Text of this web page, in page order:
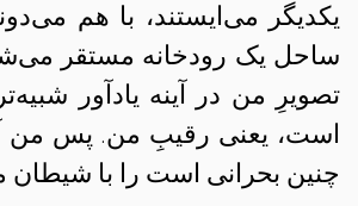
یکدیگر می‌ایستند، با هم
ساحل یک رودخانه مستقر
تصویرِ من در آینه یادآور
است، یعنی رقیبِ من. پس من
چنین بحرانی است را با شیطان